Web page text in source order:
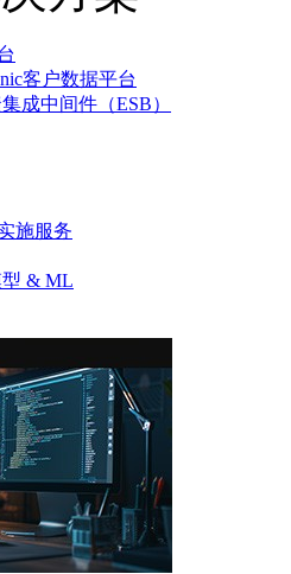
客户数据平台
成中间件（ESB）
施服务
& ML